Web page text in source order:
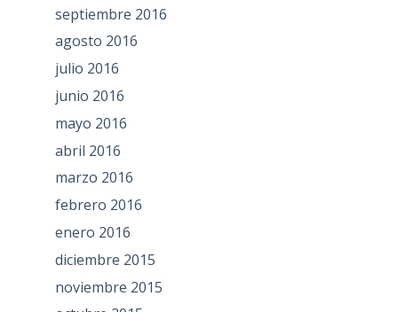
septiembre 2016
agosto 2016
julio 2016
junio 2016
mayo 2016
abril 2016
marzo 2016
febrero 2016
enero 2016
diciembre 2015
noviembre 2015